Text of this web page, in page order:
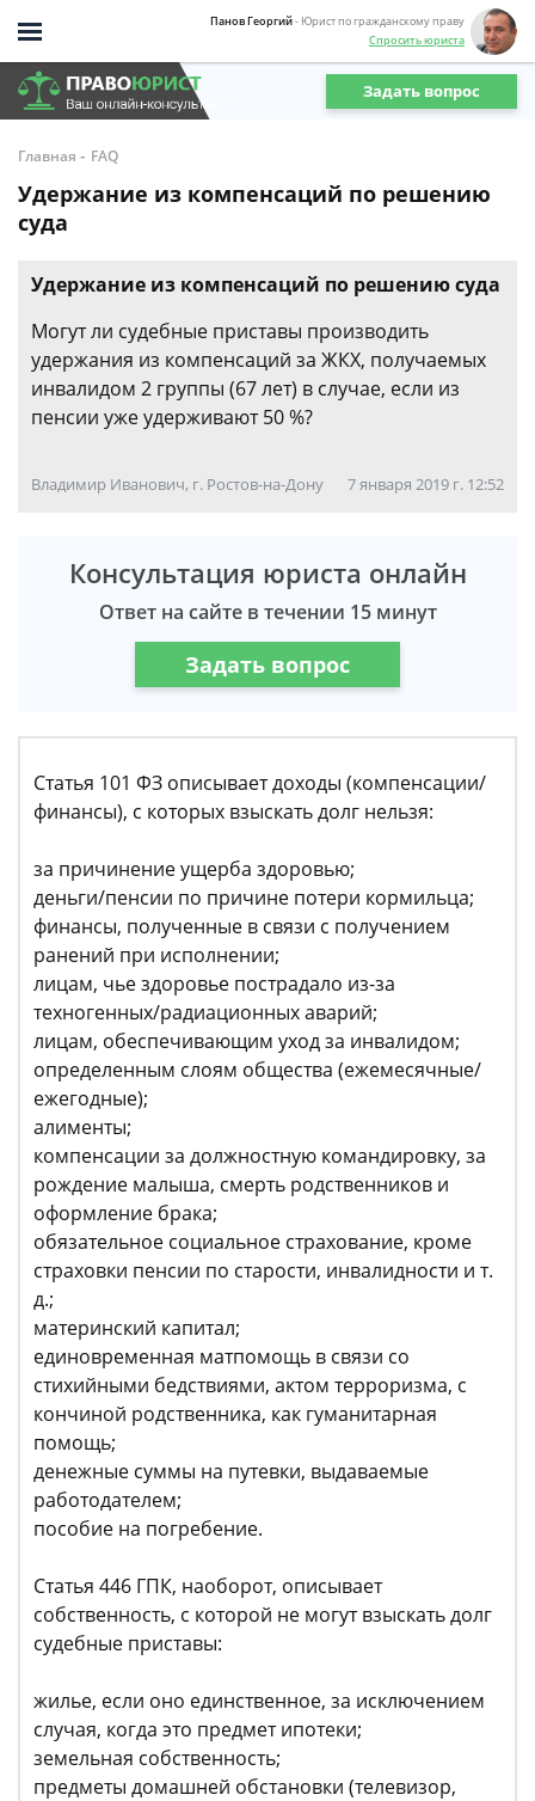
Панов Георгий- Юрист по гражданскому праву
Спросить юриста
Задать вопрос
Главная - FAQ
Удержание из компенсаций по решению
суда
Удержание из компенсаций по решению суда
Могут ли судебные приставы производить
удержания из компенсаций за ЖКХ, получаемых
инвалидом 2 группы (67 лет) в случае, если из
пенсии уже удерживают 50 %?
Владимир Иванович, г. Ростов-на-Дону 7 января 2019 г. 12:52
Консультация юриста онлайн
Ответ на сайте в течении 15 минут
Задать вопрос
Статья 101 ФЗ описывает доходы (компенсации/
финансы), с которых взыскать долг нельзя:
за причинение ущерба здоровью;
деньги/пенсии по причине потери кормильца;
финансы, полученные в связи с получением
ранений при исполнении;
лицам, чье здоровье пострадало из-за
техногенных/радиационных аварий;
лицам, обеспечивающим уход за инвалидом;
определенным слоям общества (ежемесячные/
ежегодные);
алименты;
компенсации за должностную командировку, за
рождение малыша, смерть родственников и
оформление брака;
обязательное социальное страхование, кроме
страховки пенсии по старости, инвалидности и т.
д.;
материнский капитал;
единовременная матпомощь в связи со
стихийными бедствиями, актом терроризма, с
кончиной родственника, как гуманитарная
помощь;
денежные суммы на путевки, выдаваемые
работодателем;
пособие на погребение.
Статья 446 ГПК, наоборот, описывает
собственность, с которой не могут взыскать долг
судебные приставы:
жилье, если оно единственное, за исключением
случая, когда это предмет ипотеки;
земельная собственность;
предметы домашней обстановки (телевизор,